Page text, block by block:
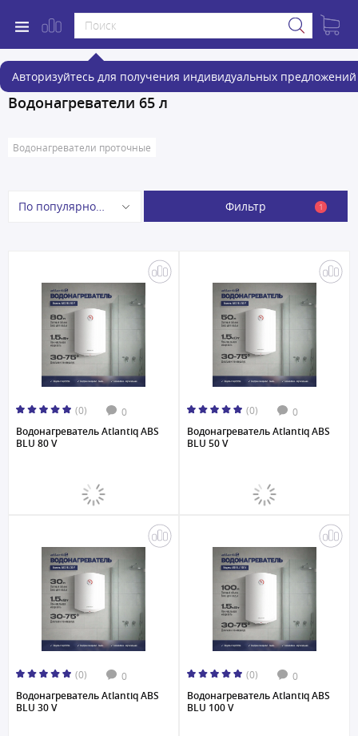
Авторизуйтесь для получения индивидуальных предложений
Водонагреватели 65 л
Водонагреватели проточные
По популярности Фильтр 1
(0) 0
Водонагреватель Atlantiq ABS
BLU 80 V
(0) 0
Водонагреватель Atlantiq ABS
BLU 50 V
(0) 0
Водонагреватель Atlantiq ABS
BLU 30 V
(0) 0
Водонагреватель Atlantiq ABS
BLU 100 V